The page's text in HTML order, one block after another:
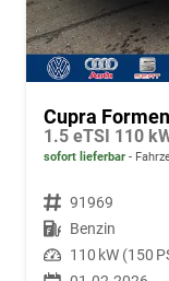
Cupra
1.5 eTSI 110
sofort lieferbar
Fahrzeugnr. 91969
Kraftstoff Benzin
Leistung 110 kW (150